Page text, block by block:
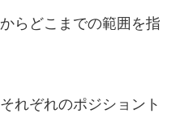
らどこまでの範囲を指
れぞれのポジショント